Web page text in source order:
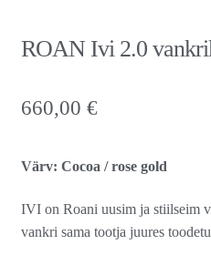
ROAN Ivi 2.0
660,00 €
Värv: Cocoa / rose gold
IVI on Roani uusim ja stiilseim
vankri sama tootja juures